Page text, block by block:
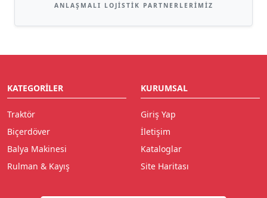
ANLAŞMALI LOJISTIK PARTNERLERIMIZ
KATEGORILER
Traktör
Biçerdöver
Balya Makinesi
Rulman & Kayış
KURUMSAL
Giriş Yap
İletişim
Kataloglar
Site Haritası